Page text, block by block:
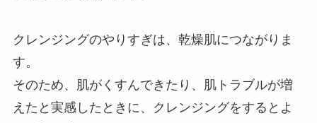
クレンジングのやりすぎは、乾燥肌につながりま
す。
そのため、肌がくすんできたり、肌トラブルが増
えたと実感したときに、クレンジングをするとよ